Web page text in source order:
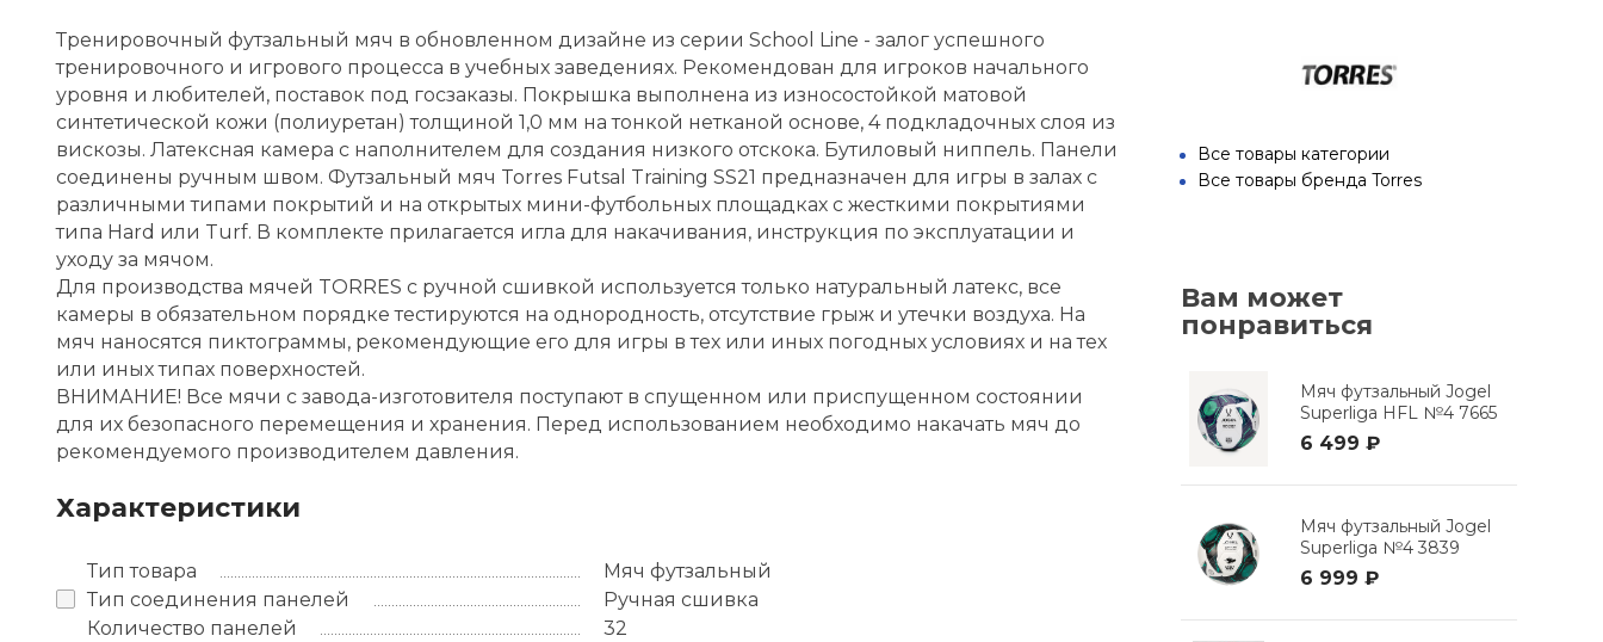
Тренировочный футзальный мяч в обновленном дизайне из серии School Line - залог успешного
тренировочного и игрового процесса в учебных заведениях. Рекомендован для игроков начального
уровня и любителей, поставок под госзаказы. Покрышка выполнена из износостойкой матовой
синтетической кожи (полиуретан) толщиной 1,0 мм на тонкой нетканой основе, 4 подкладочных слоя из
вискозы. Латексная камера с наполнителем для создания низкого отскока. Бутиловый ниппель. Панели
соединены ручным швом. Футзальный мяч Torres Futsal Training SS21 предназначен для игры в залах с
различными типами покрытий и на открытых мини-футбольных площадках с жесткими покрытиями
типа Hard или Turf. В комплекте прилагается игла для накачивания, инструкция по эксплуатации и
уходу за мячом.
Для производства мячей TORRES с ручной сшивкой используется только натуральный латекс, все
камеры в обязательном порядке тестируются на однородность, отсутствие грыж и утечки воздуха. На
мяч наносятся пиктограммы, рекомендующие его для игры в тех или иных погодных условиях и на тех
или иных типах поверхностей.
ВНИМАНИЕ! Все мячи с завода-изготовителя поступают в спущенном или приспущенном состоянии
для их безопасного перемещения и хранения. Перед использованием необходимо накачать мяч до
рекомендуемого производителем давления.
Характеристики
Тип товара
Мяч футзальный
Тип соединения панелей
Ручная сшивка
Количество панелей
32
Все товары категории
Все товары бренда Torres
Вам может
понравиться
Мяч футзальный Jogel
Superliga HFL №4 7665
6 499 ₽
Мяч футзальный Jogel
Superliga №4 3839
6 999 ₽